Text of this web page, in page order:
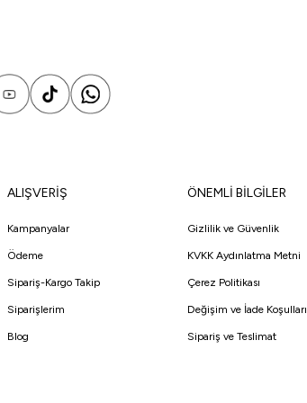
ALIŞVERİŞ
Kampanyalar
Ödeme
Sipariş-Kargo Takip
Siparişlerim
Blog
ÖNEMLİ BİLGİLER
Gizlilik ve Güvenlik
KVKK Aydınlatma Metni
Çerez Politikası
Değişim ve İade Koşulları
Sipariş ve Teslimat